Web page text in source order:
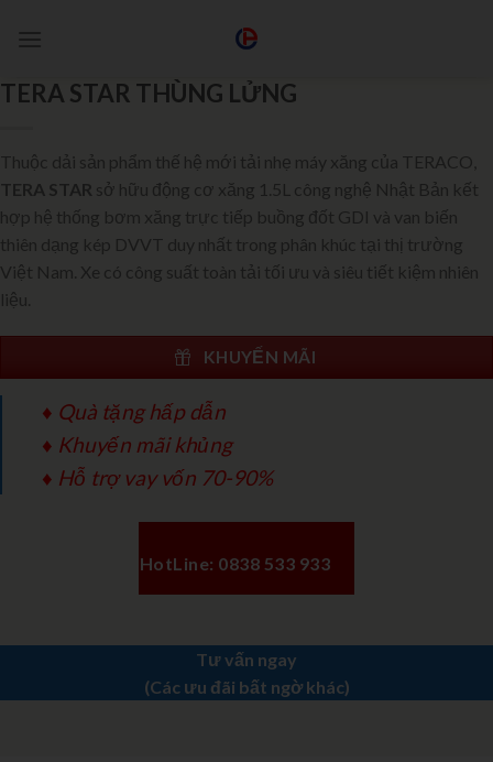
TERA STAR THÙNG LỬNG
Thuộc dải sản phẩm thế hệ mới tải nhẹ máy xăng của TERACO,
TERA STAR sở hữu động cơ xăng 1.5L công nghệ Nhật Bản kết
hợp hệ thống bơm xăng trực tiếp buồng đốt GDI và van biến
thiên dạng kép DVVT duy nhất trong phân khúc tại thị trường
Việt Nam. Xe có công suất toàn tải tối ưu và siêu tiết kiệm nhiên
liệu.
KHUYẾN MÃI
♦ Quà tặng hấp dẫn
♦ Khuyến mãi khủng
♦ Hỗ trợ vay vốn 70-90%
HotLine: 0838 533 933
Tư vấn ngay
(Các ưu đãi bất ngờ khác)